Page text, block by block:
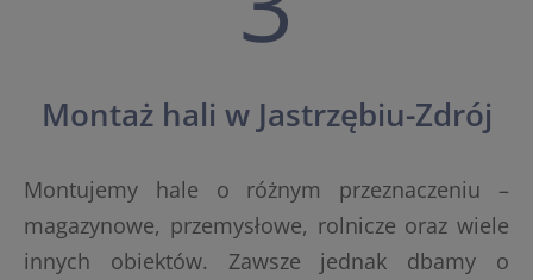
Montaż hali w Jastrzębiu-Zdrój
Montujemy hale o różnym przeznaczeniu –
magazynowe, przemysłowe, rolnicze oraz wiele
innych obiektów. Zawsze jednak dbamy o